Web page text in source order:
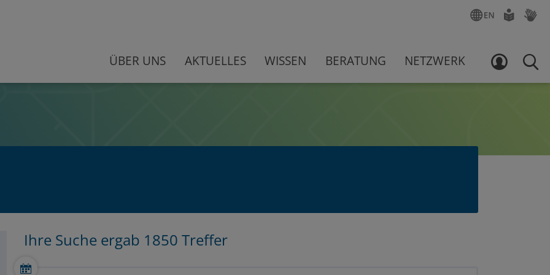
ÜBER UNS AKTUELLES WISSEN BERATUNG NETZWERK
ENGLISCHLEICHTE
LOGIN
Ihre Suche ergab 1850 Treffer